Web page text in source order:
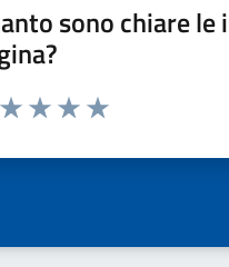
sono chiare
da 1 a 5 stelle la pagina